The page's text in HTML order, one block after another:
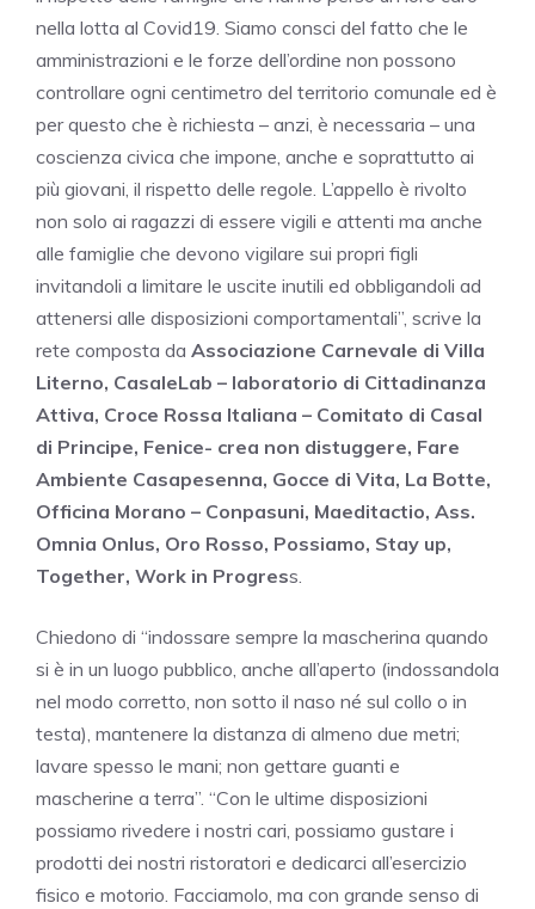
nella lotta al Covid19. Siamo consci del fatto che le
amministrazioni e le forze dell’ordine non possono
controllare ogni centimetro del territorio comunale ed è
per questo che è richiesta – anzi, è necessaria – una
coscienza civica che impone, anche e soprattutto ai
più giovani, il rispetto delle regole. L’appello è rivolto
non solo ai ragazzi di essere vigili e attenti ma anche
alle famiglie che devono vigilare sui propri figli
invitandoli a limitare le uscite inutili ed obbligandoli ad
attenersi alle disposizioni comportamentali”, scrive la
rete composta da Associazione Carnevale di Villa
Literno, CasaleLab – laboratorio di Cittadinanza
Attiva, Croce Rossa Italiana – Comitato di Casal
di Principe, Fenice- crea non distuggere, Fare
Ambiente Casapesenna, Gocce di Vita, La Botte,
Officina Morano – Conpasuni, Maeditactio, Ass.
Omnia Onlus, Oro Rosso, Possiamo, Stay up,
Together, Work in Progress.
Chiedono di “indossare sempre la mascherina quando
si è in un luogo pubblico, anche all’aperto (indossandola
nel modo corretto, non sotto il naso né sul collo o in
testa), mantenere la distanza di almeno due metri;
lavare spesso le mani; non gettare guanti e
mascherine a terra”. “Con le ultime disposizioni
possiamo rivedere i nostri cari, possiamo gustare i
prodotti dei nostri ristoratori e dedicarci all’esercizio
fisico e motorio. Facciamolo, ma con grande senso di